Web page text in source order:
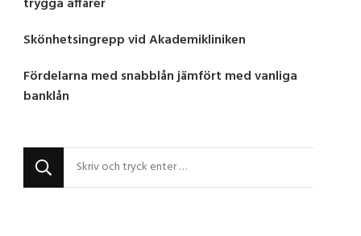
Skönhetsingrepp vid Akademikliniken
Fördelarna med snabblån jämfört med vanliga
banklån
Letar
du